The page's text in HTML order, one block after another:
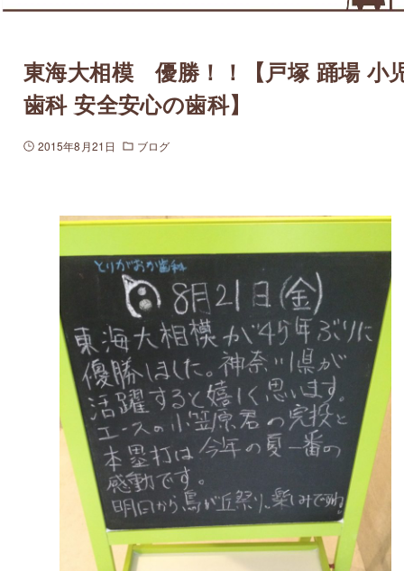
東海大相模 優勝！！【戸塚 踊場 小
歯科 安全安心の歯科】
2015年8月21日 ブログ